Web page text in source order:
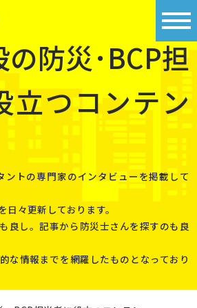
防災･BCP担
立つコンテン
ントの専⾨家のインタビューを掲載して
々更新しております。
良し。記事から防災⼠さんを探すのも良
な情報までを網羅したものとなっており